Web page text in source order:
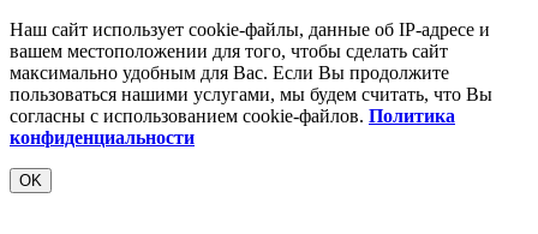
Наш сайт использует cookie-файлы, данные об IP-адресе и
вашем местоположении для того, чтобы сделать сайт
максимально удобным для Вас. Если Вы продолжите
пользоваться нашими услугами, мы будем считать, что Вы
согласны с использованием cookie-файлов. Политика
конфиденциальности
OK